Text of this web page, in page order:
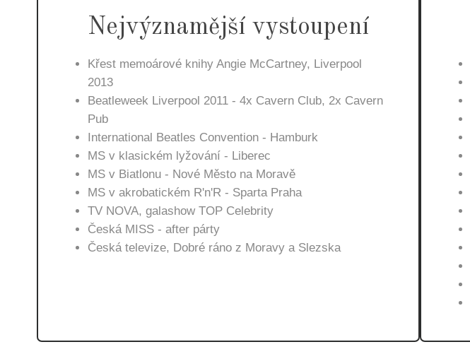
Nejvýznamější vystoupení
Křest memoárové knihy Angie McCartney, Liverpool
2013
Beatleweek Liverpool 2011 - 4x Cavern Club, 2x Cavern
Pub
International Beatles Convention - Hamburk
MS v klasickém lyžování - Liberec
MS v Biatlonu - Nové Město na Moravě
MS v akrobatickém R'n'R - Sparta Praha
TV NOVA, galashow TOP Celebrity
Česká MISS - after párty
Česká televize, Dobré ráno z Moravy a Slezska